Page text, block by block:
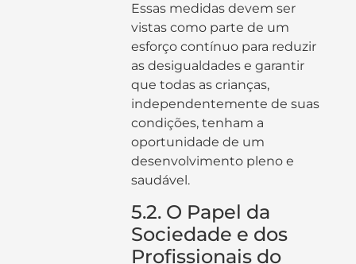
Essas medidas devem ser
vistas como parte de um
esforço contínuo para reduzir
as desigualdades e garantir
que todas as crianças,
independentemente de suas
condições, tenham a
oportunidade de um
desenvolvimento pleno e
saudável.
5.2. O Papel da
Sociedade e dos
Profissionais do